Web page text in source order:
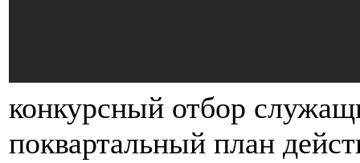
конкурсный отбор
поквартальный план